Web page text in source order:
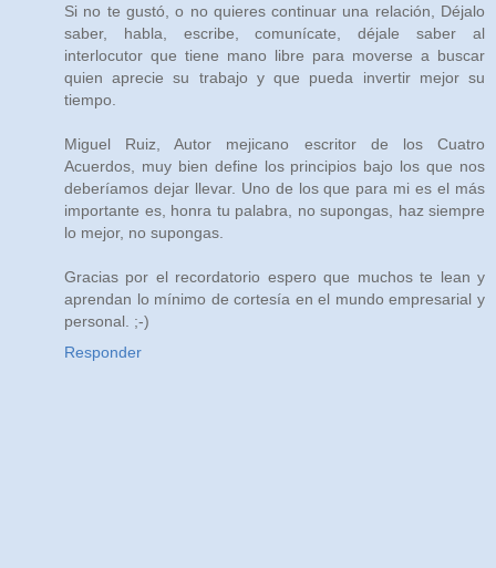
Si no te gustó, o no quieres continuar una relación, Déjalo
saber, habla, escribe, comunícate, déjale saber al
interlocutor que tiene mano libre para moverse a buscar
quien aprecie su trabajo y que pueda invertir mejor su
tiempo.
Miguel Ruiz, Autor mejicano escritor de los Cuatro
Acuerdos, muy bien define los principios bajo los que nos
deberíamos dejar llevar. Uno de los que para mi es el más
importante es, honra tu palabra, no supongas, haz siempre
lo mejor, no supongas.
Gracias por el recordatorio espero que muchos te lean y
aprendan lo mínimo de cortesía en el mundo empresarial y
personal. ;-)
Responder